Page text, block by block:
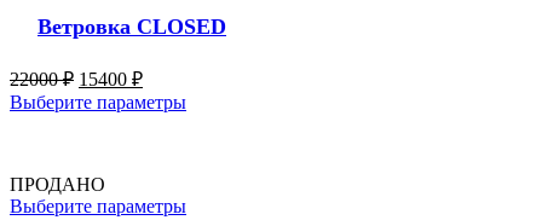
Ветровка CLOSED
22000₽ 15400 ₽
Выберите параметры
ПРОДАНО
Выберите параметры